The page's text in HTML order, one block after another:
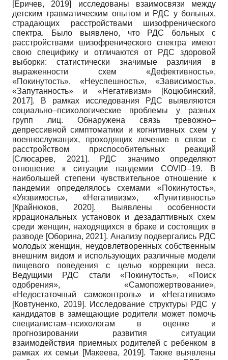
[Еричев, 2019]
исследованы взаимосвязи между
детским травматическим опытом и РДС у больных,
страдающих расстройствами шизофренического
спектра. Было выявлено, что РДС больных с
расстройствами шизофренического спектра имеют
свою специфику и отличаются от РДС здоровой
выборки: статистически значимые различия в
выраженности схем «Дефективность»,
«Покинутость», «Неуспешность», «Зависимость»,
«Запутанность» и «Негативизм»
[Коцюбинский,
2017]. В рамках исследования РДС выявляются
социально–психологические проблемы у разных
групп лиц. Обнаружена связь тревожно–
депрессивной симптоматики и когнитивных схем у
военнослужащих, проходящих лечение в связи с
расстройством приспособительных реакций
[Слюсарев, 2021]. РДС значимо определяют
отношение к ситуации пандемии COVID–19. В
наибольшей степени чувствительное отношение к
пандемии определялось схемами «Покинутость»,
«Уязвимость», «Негативизм», «Пунитивность»
[Крайнюков, 2020]. Выявлены особенности
иррациональных установок и дезадаптивных схем
среди женщин, находящихся в браке и состоящих в
разводе [Оборина, 2021]. Анализу подвергались РДС
молодых женщин, неудовлетворенных собственным
внешним видом и использующих различные модели
пищевого поведения с целью коррекции веса.
Ведущими РДС стали «Покинутость», «Поиск
одобрения», «Самопожертвование»,
«Недостаточный самоконтроль» и «Негативизм»
[Ковтуненко, 2019]. Исследование структуры РДС у
кандидатов в замещающие родители может помочь
специалистам–психологам в оценке и
прогнозировании развития ситуации
взаимодействия приемных родителей с ребенком в
рамках их семьи
[Макеева, 2019]. Также выявлены